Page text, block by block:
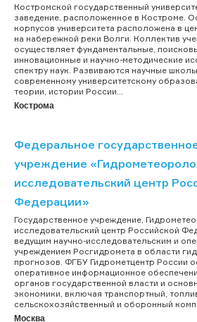
Костромской государственный
заведение, расположенное в Костроме.
корпусов университета расположена в
на набережной реки Волги. Коллектив
осуществляет фундаментальные,
инновационные и научно-методические
спектру наук. Развиваются научные
современному университетскому
теории, истории России...
Кострома
Федеральное
учреждение
исследовательский центр
Федерации»
Государственное учреждение,
исследовательский центр Российской
ведущим научно-исследовательским и
учреждением Росгидромета в области
прогнозов. ФГБУ Гидрометцентр России
оперативное информационное
органов государственной власти и
экономики, включая транспортный,
сельскохозяйственный и оборонный комп...
Москва